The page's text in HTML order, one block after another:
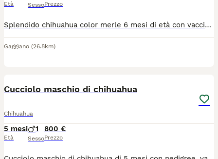
Età SessoPrezzo
Splendido chihuahua color merle 6 mesi di età con vaccinazioni fatte maschio molto docile e affettuoso!
Gaggiano (26.8km)
Cucciolo maschio di chihuahua
Chihuahua
5 mesi
Età
1
Sesso
800 €
Prezzo